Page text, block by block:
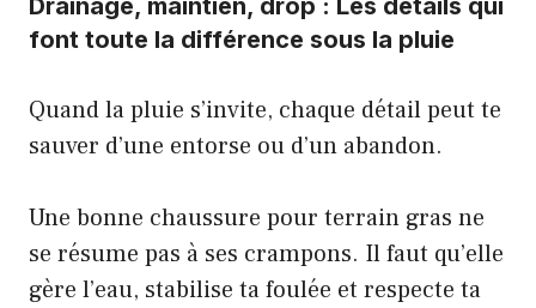
font toute la différence sous la pluie
Quand la pluie s’invite, chaque détail peut te
sauver d’une entorse ou d’un abandon.
Une bonne chaussure pour terrain gras ne
se résume pas à ses crampons. Il faut qu’elle
gère l’eau, stabilise ta foulée et respecte ta